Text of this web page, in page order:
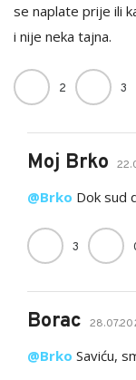
se naplate prije ili
i nije neka tajna.
2 3
Moj Brko
@Brko Dok sud
3
Borac
@Brko Saviću,